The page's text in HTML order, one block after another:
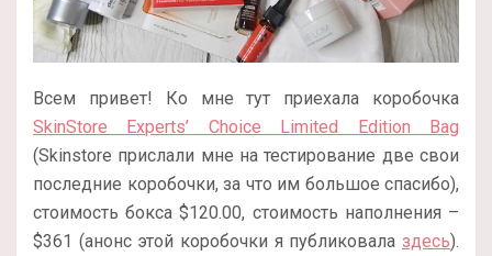
Всем привет! Ко мне тут приехала коробочка
SkinStore Experts’ Choice Limited Edition Bag
(Skinstore прислали мне на тестирование две свои
последние коробочки, за что им большое спасибо),
стоимость бокса $120.00, стоимость наполнения –
$361 (анонс этой коробочки я публиковала здесь).